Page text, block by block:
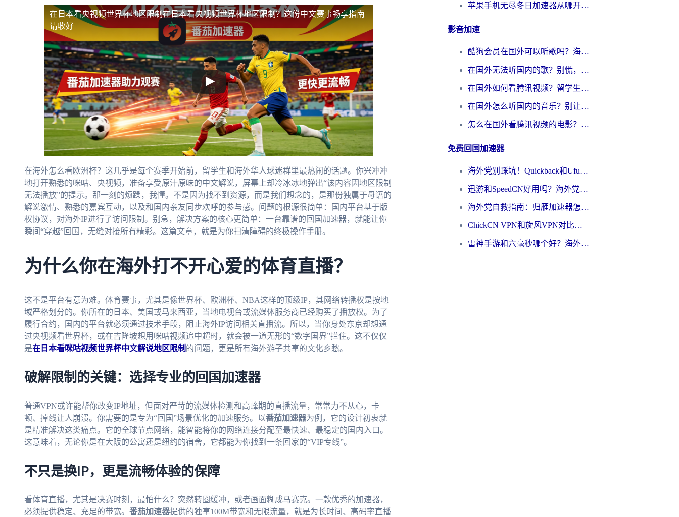
在日本看央视频世界杯地区限制在日本看央视频世界杯地区限制？这份中文赛事畅享指南
请收好
在海外怎么看欧洲杯？这几乎是每个赛季开始前，留学生和海外华人球迷群里最热闹的话题。你兴冲冲
地打开熟悉的咪咕、央视频，准备享受原汁原味的中文解说，屏幕上却冷冰冰地弹出“该内容因地区限制
无法播放”的提示。那一刻的烦躁，我懂。不是因为找不到资源，而是我们想念的，是那份独属于母语的
解说激情、熟悉的嘉宾互动，以及和国内亲友同步欢呼的参与感。问题的根源很简单：国内平台基于版
权协议，对海外IP进行了访问限制。别急，解决方案的核心更简单：一台靠谱的回国加速器，就能让你
瞬间“穿越”回国，无缝对接所有精彩。这篇文章，就是为你扫清障碍的终极操作手册。
为什么你在海外打不开心爱的体育直播？
这不是平台有意为难。体育赛事，尤其是像世界杯、欧洲杯、NBA这样的顶级IP，其网络转播权是按地
域严格划分的。你所在的日本、美国或马来西亚，当地电视台或流媒体服务商已经购买了播放权。为了
履行合约，国内的平台就必须通过技术手段，阻止海外IP访问相关直播流。所以，当你身处东京却想通
过央视频看世界杯，或在吉隆坡想用咪咕视频追中超时，就会被一道无形的“数字国界”拦住。这不仅仅
是在日本看咪咕视频世界杯中文解说地区限制 的问题，更是所有海外游子共享的文化乡愁。
破解限制的关键：选择专业的回国加速器
普通VPN或许能帮你改变IP地址，但面对严苛的流媒体检测和高峰期的直播流量，常常力不从心，卡
顿、掉线让人崩溃。你需要的是专为“回国”场景优化的加速服务。以番茄加速器为例，它的设计初衷就
是精准解决这类痛点。它的全球节点网络，能智能将你的网络连接分配至最快速、最稳定的国内入口。
这意味着，无论你是在大阪的公寓还是纽约的宿舍，它都能为你找到一条回家的“VIP专线”。
不只是换IP，更是流畅体验的保障
看体育直播，尤其是决赛时刻，最怕什么？突然转圈缓冲，或者画面糊成马赛克。一款优秀的加速器，
必须提供稳定、充足的带宽。 番茄加速器提供的独享100M带宽和无限流量，就是为长时间、高码率直播
苹果手机无尽冬日加速器从哪开启？海外玩家的冬日生存指南
影音加速
酷狗会员在国外可以听歌吗？海外党亲测有效：3步解决音乐权限难题
在国外无法听国内的歌？别慌，这样操作就能畅听QQ音乐（附亲测加速器推荐）
在国外如何看腾讯视频？留学生亲测有效的回国加速方案
在国外怎么听国内的音乐？别让版权限制断了你的华语歌单
怎么在国外看腾讯视频的电影？海外党亲测有效的回国加速指南
免费回国加速器
海外党别踩坑！Quickback和UfunR好用吗？选对回国加速器才能无缝刷国内资源
迅游和SpeedCN好用吗？海外党如何破解那道看不见的墙
海外党自救指南：归雁加速器怎么样？教你避开坑实现国内资源无缝访问
ChickCN VPN和旋风VPN对比哪个回国效果更好？海外用户的选择困境与出路
雷神手游和六毫秒哪个好？海外党如何真正解锁国内资源